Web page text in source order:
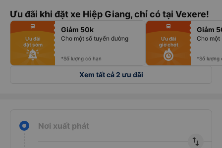
Ưu đãi khi đặt xe Hiệp Giang, chỉ có tại Vexere!
fiber_manual_record
fiber_manual_record
fiber_manual_record
fiber_manual_record
fiber_manual_record
fiber_manual_record
fiber_manual_record
directions_bus
Ưu đãi
đặt sớm
Giảm 50k
Cho một số tuyến đường
*Số lượng có hạn
fiber_manual_record
fiber_manual_record
fiber_manual_record
fiber_manual_record
fiber_manual_record
fiber_manual_record
fiber_manual_record
directions_bus
Ưu đãi
giờ chót
Giảm
Cho một
*Số lượng
Xem tất cả 2 ưu đãi
Nơi xuất phát
import_export